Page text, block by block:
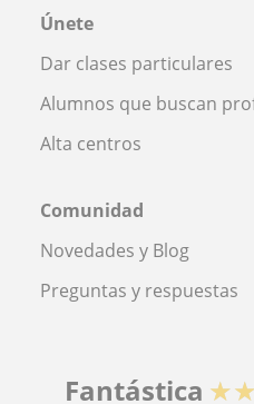
Únete
Dar clases particulares
Alumnos que buscan
Alta centros
Comunidad
Novedades y Blog
Preguntas y respuestas
Fantástica